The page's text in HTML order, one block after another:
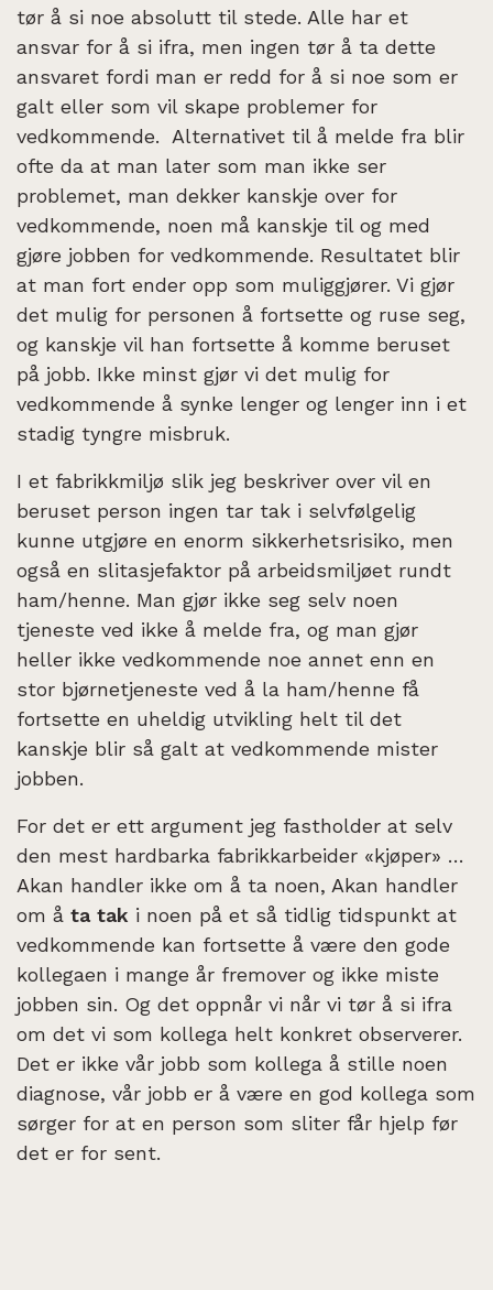
tør å si noe absolutt til stede. Alle har et
ansvar for å si ifra, men ingen tør å ta dette
ansvaret fordi man er redd for å si noe som er
galt eller som vil skape problemer for
vedkommende. Alternativet til å melde fra blir
ofte da at man later som man ikke ser
problemet, man dekker kanskje over for
vedkommende, noen må kanskje til og med
gjøre jobben for vedkommende. Resultatet blir
at man fort ender opp som muliggjører. Vi gjør
det mulig for personen å fortsette og ruse seg,
og kanskje vil han fortsette å komme beruset
på jobb. Ikke minst gjør vi det mulig for
vedkommende å synke lenger og lenger inn i et
stadig tyngre misbruk.
I et fabrikkmiljø slik jeg beskriver over vil en
beruset person ingen tar tak i selvfølgelig
kunne utgjøre en enorm sikkerhetsrisiko, men
også en slitasjefaktor på arbeidsmiljøet rundt
ham/henne. Man gjør ikke seg selv noen
tjeneste ved ikke å melde fra, og man gjør
heller ikke vedkommende noe annet enn en
stor bjørnetjeneste ved å la ham/henne få
fortsette en uheldig utvikling helt til det
kanskje blir så galt at vedkommende mister
jobben.
For det er ett argument jeg fastholder at selv
den mest hardbarka fabrikkarbeider «kjøper» …
Akan handler ikke om å ta noen, Akan handler
om å ta tak i noen på et så tidlig tidspunkt at
vedkommende kan fortsette å være den gode
kollegaen i mange år fremover og ikke miste
jobben sin. Og det oppnår vi når vi tør å si ifra
om det vi som kollega helt konkret observerer.
Det er ikke vår jobb som kollega å stille noen
diagnose, vår jobb er å være en god kollega som
sørger for at en person som sliter får hjelp før
det er for sent.